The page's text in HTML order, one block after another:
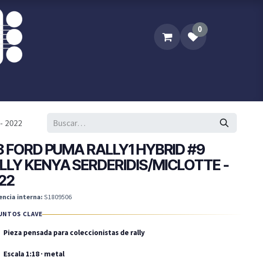
0
2022
FORD PUMA RALLY1 HYBRID #9
KENYA SERDERIDIS/MICLOTTE -
interna: S1809506
CLAVE
Pieza pensada para coleccionistas de rally
Escala 1:18 · metal